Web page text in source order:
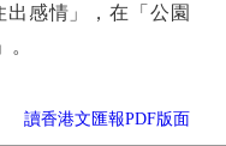
感情」，在「公園
讀香港文匯報PDF版面